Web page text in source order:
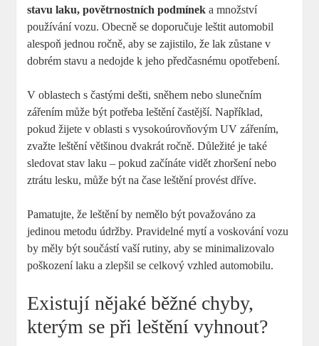
stavu laku, povětrnostních podmínek a množství
používání vozu. Obecně se doporučuje leštit automobil
alespoň jednou ročně, aby se zajistilo, že lak zůstane v
dobrém stavu a nedojde k jeho předčasnému opotřebení.
V oblastech s častými dešti, sněhem nebo slunečním
zářením může být potřeba leštění častější. Například,
pokud žijete v oblasti s vysokoúrovňovým UV zářením,
zvažte leštění většinou dvakrát ročně. Důležité je také
sledovat stav laku – pokud začínáte vidět zhoršení nebo
ztrátu lesku, může být na čase leštění provést dříve.
Pamatujte, že leštění by nemělo být považováno za
jedinou metodu údržby. Pravidelné mytí a voskování vozu
by měly být součástí vaší rutiny, aby se minimalizovalo
poškození laku a zlepšil se celkový vzhled automobilu.
Existují nějaké běžné chyby,
kterým se při leštění vyhnout?